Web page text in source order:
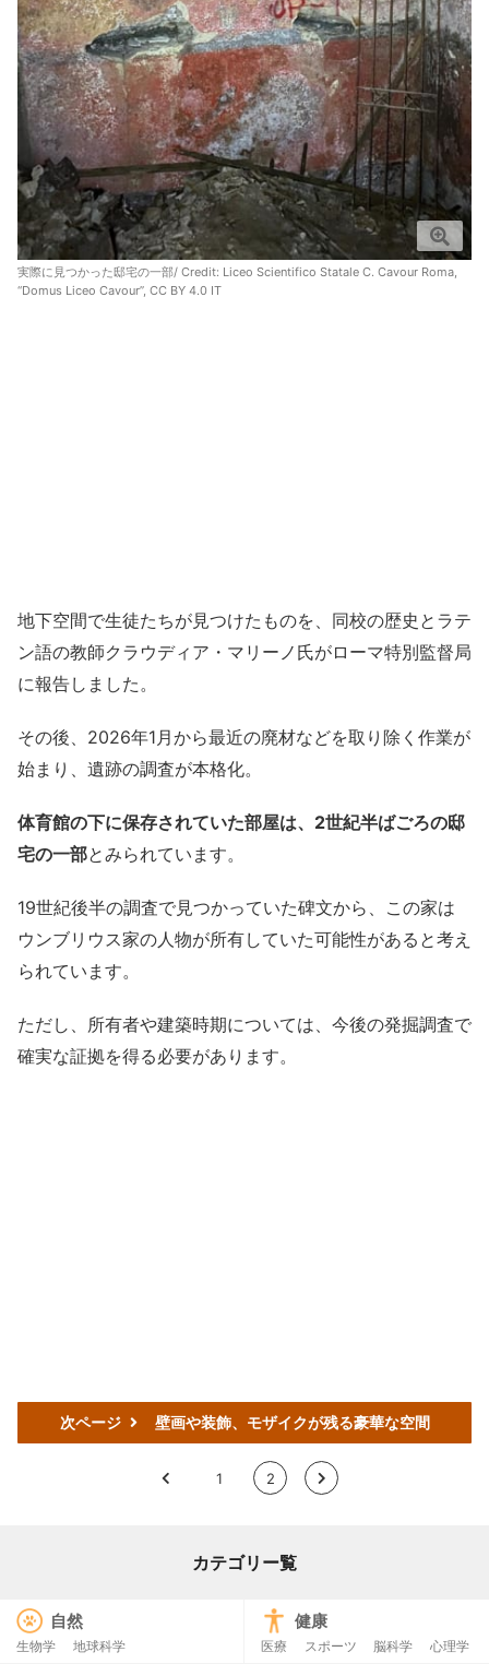
実際に見つかった邸宅の一部/ Credit: Liceo Scientifico Statale C. Cavour Roma,
“Domus Liceo Cavour”, CC BY 4.0 IT
地下空間で生徒たちが見つけたものを、同校の歴史とラテ
ン語の教師クラウディア・マリーノ氏がローマ特別監督局
に報告しました。
その後、2026年1月から最近の廃材などを取り除く作業が
始まり、遺跡の調査が本格化。
体育館の下に保存されていた部屋は、2世紀半ばごろの邸
宅の一部とみられています。
19世紀後半の調査で見つかっていた碑文から、この家は
ウンブリウス家の人物が所有していた可能性があると考え
られています。
ただし、所有者や建築時期については、今後の発掘調査で
確実な証拠を得る必要があります。
次ページ 壁画や装飾、モザイクが残る豪華な空間
< 1 2 >
カテゴリー覧
自然
生物学 地球科学
健康
医療 スポーツ 脳科学 心理学